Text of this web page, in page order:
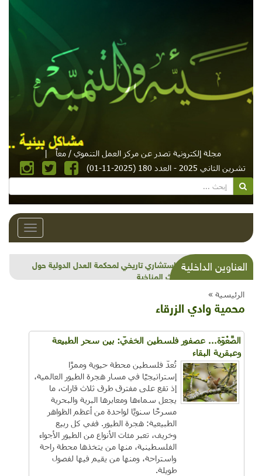
مجلة إلكترونية تصدر عن مركز العمل التنموي / معاً
|
تشرين الثاني 2025 - العدد 180 (2025-11-01)
Toggle
العناوين الداخليةشذرات بيئية وتنموية...بنية تحتية وحلويات قبيحة
وحاكورة ونوبل وزيتون و"سيباط"
الرئيسية »
محمية وادي الزرقاء
الصَّعْوَة... عصفور فلسطين الخفيّ: بين سحر الطبيعة
وعبقرية البقاء
تُعدّ فلسطين محطة حيوية وممرًا
إستراتيجيًا في مسار هجرة الطيور العالمية،
إذ تقع على مفترق طرق ثلاث قارات، ما
يجعل سماءها ومعابرها البرية والبحرية
مسرحًا سنويًا لواحدة من أعظم الظواهر
الطبيعية: هجرة الطيور. ففي كل ربيع
وخريف، تعبر مئات الأنواع من الطيور الأجواء
الفلسطينية، منها من يتخذها محطة راحة
واستراحة، ومنها من يقيم فيها لفصول
طويلة.